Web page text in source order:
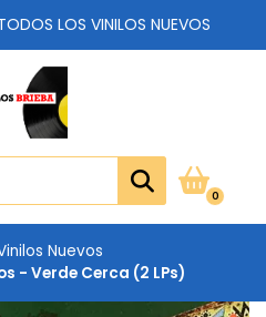
LOS VINILOS NUEVOS
0
Nuevos
- Verde Cerca (2 LPs)